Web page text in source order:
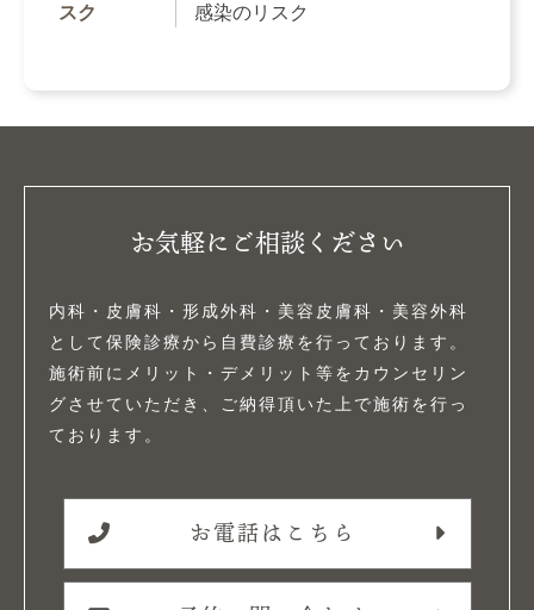
スク
感染のリスク
お気軽にご相談ください
内科・皮膚科・形成外科・美容皮膚科・美容外科
として保険診療から自費診療を行っております。
施術前にメリット・デメリット等をカウンセリン
グさせていただき、ご納得頂いた上で施術を行っ
ております。
お電話はこちら